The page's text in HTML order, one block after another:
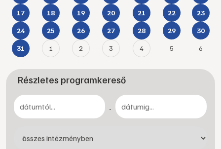
17 18 19 20 21 22 23
24 25 26 27 28 29 30
31 1 2 3 4 5 6
Részletes programkereső
-